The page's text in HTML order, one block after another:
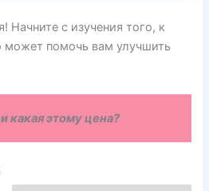
Начните с изучения того, к
может помочь вам улучшить
какая этому цена?